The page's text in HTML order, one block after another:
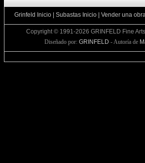
Grinfeld Inicio| Subastas Inicio| Vender una
Copyright © 1991-2026 GRINFELD Fine
Diseñado por: GRINFELD - Autoría de